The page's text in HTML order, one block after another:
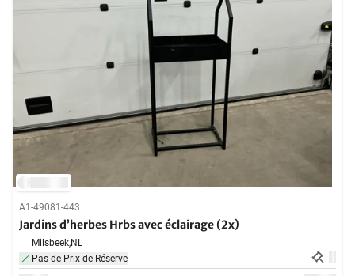
A1-49081-443
Jardins d’herbes Hrbs avec éclairage (2x)
Milsbeek,NL
Pas de Prix de Réserve